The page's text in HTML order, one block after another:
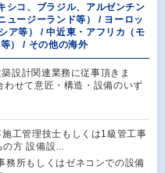
シコ、ブラジル、アルゼンチン
ュージーランド等） / ヨーロッ
ア等） / 中近東・アフリカ（モ
） / その他の海外
設計関連業務に従事頂きま
せて意匠・構造・設備のいず
施工管理技士もしくは1級管工事
の方 設備設…
務所もしくはゼネコンでの設備